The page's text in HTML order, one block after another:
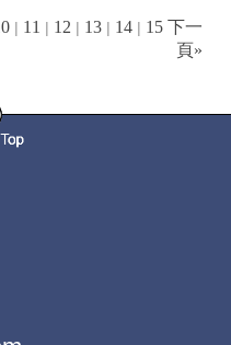
| 11 | 12 | 13| 14| 15 下一
頁»